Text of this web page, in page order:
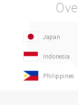
Japan
Indonesia
Philippines